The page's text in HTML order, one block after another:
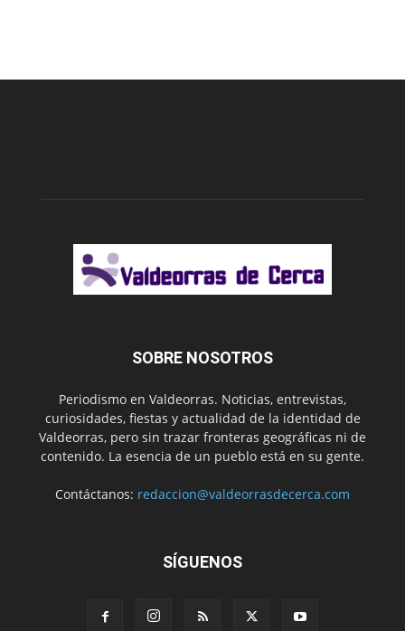
SOBRE NOSOTROS
Periodismo en Valdeorras. Noticias, entrevistas,
curiosidades, fiestas y actualidad de la identidad de
Valdeorras, pero sin trazar fronteras geográficas ni de
contenido. La esencia de un pueblo está en su gente.
Contáctanos: redaccion@valdeorrasdecerca.com
SÍGUENOS